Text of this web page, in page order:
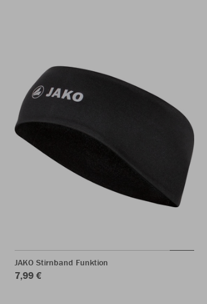
JAKO Stirnband Funktion
7,99 €